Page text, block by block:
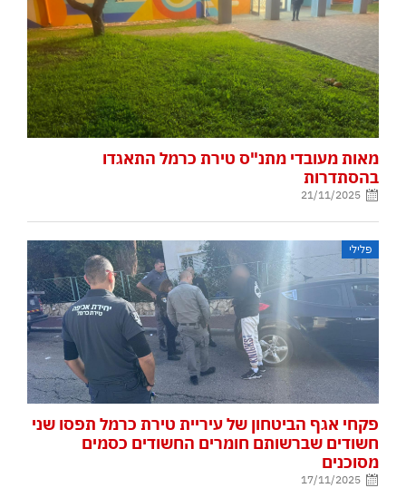
מאות מעובדי מתנ"ס טירת כרמל התאגדו
בהסתדרות
21/11/2025
פלילי
פקחי אגף הביטחון של עיריית טירת כרמל תפסו שני
חשודים שברשותם חומרים החשודים כסמים
מסוכנים
17/11/2025